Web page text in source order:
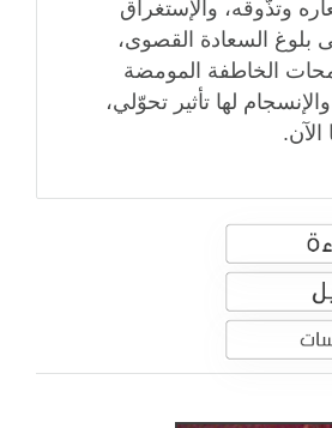
وتذّوقه، والإستغراق
بلوغ السعادة القصوى،
الخاطفة المومضة
لها تأثير تحوّلي،
الآن.